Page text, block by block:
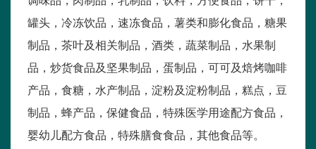
罐头，冷冻饮品，速冻食品，薯类和膨化食品，糖果
制品，茶叶及相关制品，酒类，蔬菜制品，水果制
品，炒货食品及坚果制品，蛋制品，可可及焙烤咖啡
产品，食糖，水产制品，淀粉及淀粉制品，糕点，豆
制品，蜂产品，保健食品，特殊医学用途配方食品，
婴幼儿配方食品，特殊膳食食品，其他食品等。